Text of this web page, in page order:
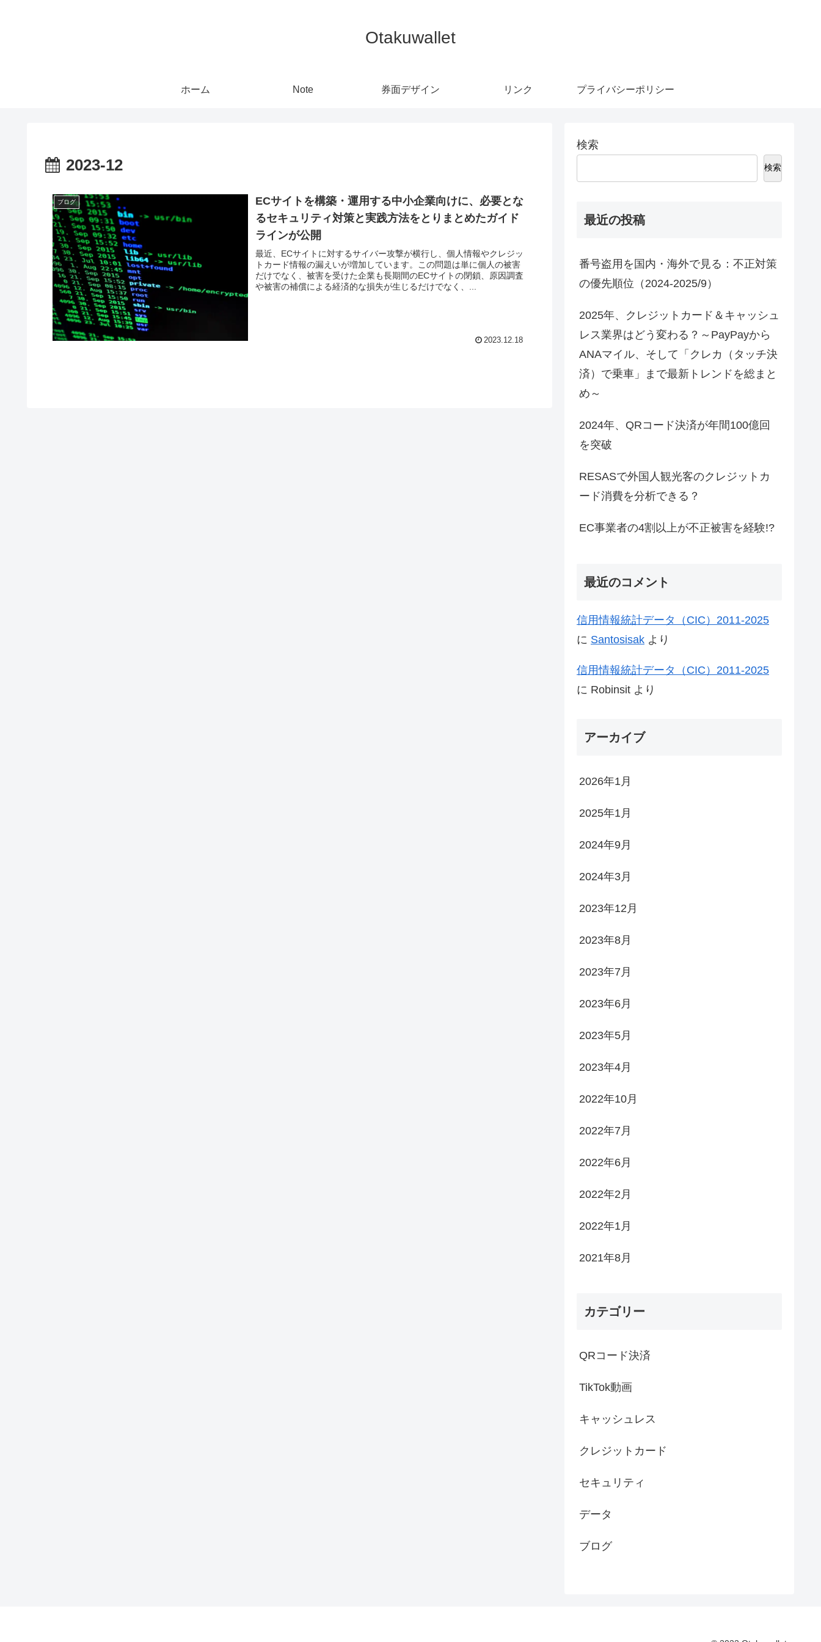
Otakuwallet
ホーム Note 券面デザイン リンク プライバシーポリシー
2023-12
ブログ
ECサイトを構築・運用する中小企業向けに、必要とな
るセキュリティ対策と実践方法をとりまとめたガイド
ラインが公開
最近、ECサイトに対するサイバー攻撃が横行し、個人情報やクレジッ
トカード情報の漏えいが増加しています。この問題は単に個人の被害
だけでなく、被害を受けた企業も長期間のECサイトの閉鎖、原因調査
や被害の補償による経済的な損失が生じるだけでなく、...
2023.12.18
検索
検索
最近の投稿
番号盗用を国内・海外で見る：不正対策
の優先順位（2024-2025/9）
2025年、クレジットカード＆キャッシュ
レス業界はどう変わる？～PayPayから
ANAマイル、そして「クレカ（タッチ決
済）で乗車」まで最新トレンドを総まと
め～
2024年、QRコード決済が年間100億回
を突破
RESASで外国人観光客のクレジットカ
ード消費を分析できる？
EC事業者の4割以上が不正被害を経験!?
最近のコメント
信用情報統計データ（CIC）2011-2025
に Santosisak より
信用情報統計データ（CIC）2011-2025
に Robinsit より
アーカイブ
2026年1月
2025年1月
2024年9月
2024年3月
2023年12月
2023年8月
2023年7月
2023年6月
2023年5月
2023年4月
2022年10月
2022年7月
2022年6月
2022年2月
2022年1月
2021年8月
カテゴリー
QRコード決済
TikTok動画
キャッシュレス
クレジットカード
セキュリティ
データ
ブログ